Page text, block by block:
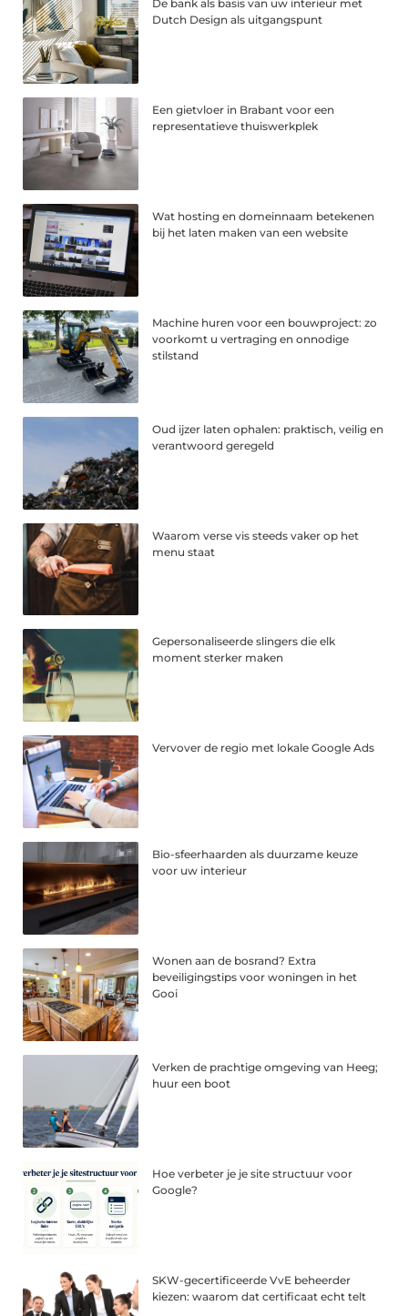
De bank als basis van uw interieur met
Dutch Design als uitgangspunt
Een gietvloer in Brabant voor een
representatieve thuiswerkplek
Wat hosting en domeinnaam betekenen
bij het laten maken van een website
Machine huren voor een bouwproject: zo
voorkomt u vertraging en onnodige
stilstand
Oud ijzer laten ophalen: praktisch, veilig en
verantwoord geregeld
Waarom verse vis steeds vaker op het
menu staat
Gepersonaliseerde slingers die elk
moment sterker maken
Vervover de regio met lokale Google Ads
Bio-sfeerhaarden als duurzame keuze
voor uw interieur
Wonen aan de bosrand? Extra
beveiligingstips voor woningen in het
Gooi
Verken de prachtige omgeving van Heeg;
huur een boot
Hoe verbeter je je site structuur voor
Google?
SKW-gecertificeerde VvE beheerder
kiezen: waarom dat certificaat echt telt